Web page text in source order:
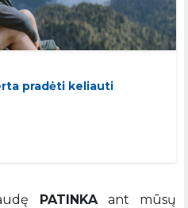
pradėti keliauti
PATINKAant mūsų